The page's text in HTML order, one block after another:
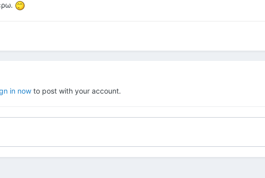
in now to post with your account.